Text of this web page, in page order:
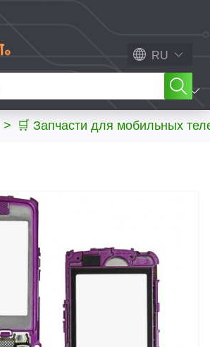
RU
МЕНЮ
> 🛒 Запчасти для мобильных